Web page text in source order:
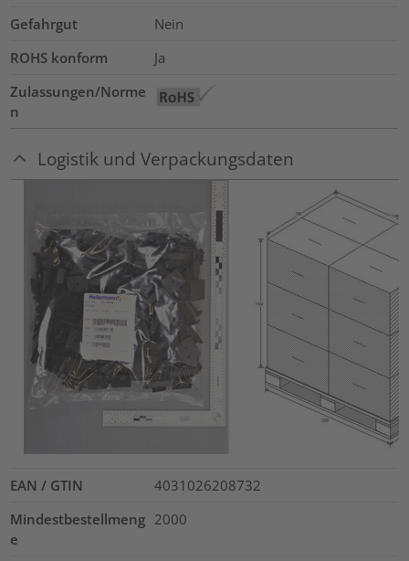
Gefahrgut
Nein
ROHS konform
Ja
Zulassungen/Norme
n
Logistik und Verpackungsdaten
EAN / GTIN
4031026208732
Mindestbestellmeng
e
2000